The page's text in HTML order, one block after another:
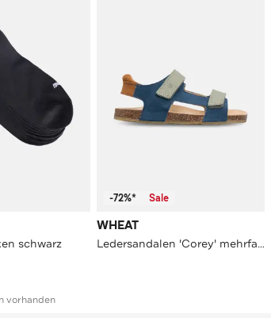
schwarz
-72%* Sale
WHEAT
Ledersandalen 'Corey' mehrfarbig
vorhanden